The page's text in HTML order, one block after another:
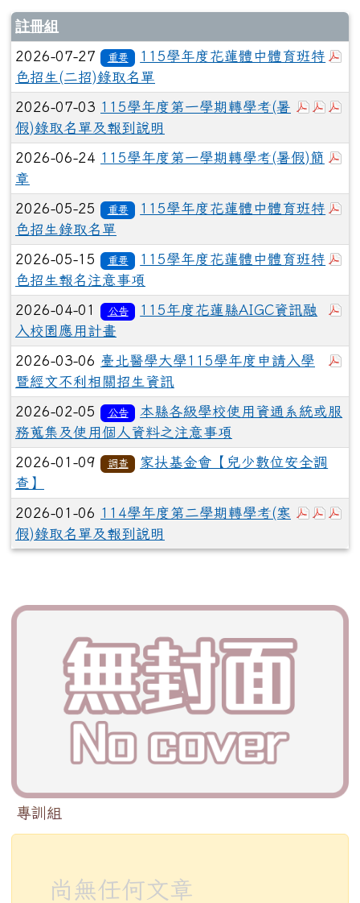
註冊組
2026-07-27 重要
115學年度花蓮體中體育班特
色招生(二招)錄取名單
於彈
於
2026-07-03 115學年度第一學期轉學考(暑
假)錄取名單及報到說明
2026-06-24 115學年度第一學期轉學考(暑假)簡
章
2026-05-25 重要
115學年度花蓮體中體育班特
色招生錄取名單
2026-05-15 重要
115學年度花蓮體中體育班特
色招生報名注意事項
2026-04-01 公告
115年度花蓮縣AIGC資訊融
入校園應用計畫
2026-03-06 臺北醫學大學115學年度申請入學
暨經文不利相關招生資訊
2026-02-05 公告
本縣各級學校使用資通系統或服
務蒐集及使用個人資料之注意事項
2026-01-09 調查
家扶基金會【兒少數位安全調
查】
於彈
於
2026-01-06 114學年度第二學期轉學考(寒
假)錄取名單及報到說明
專訓組
尚無任何文章